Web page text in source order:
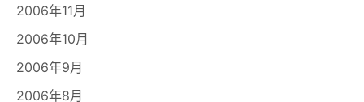
2006年11月
2006年10月
2006年9月
2006年8月